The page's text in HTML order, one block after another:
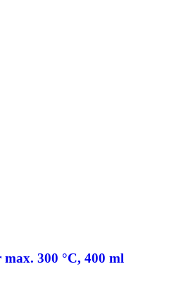
300 °C, 400 ml